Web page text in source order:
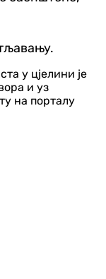
у цјелини је
и уз
на порталу